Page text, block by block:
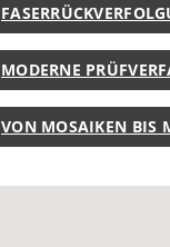
MODERNE
VON MOSAIKEN BIS